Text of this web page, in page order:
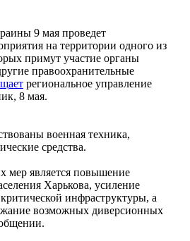
9 мая проведет
на территории одного из
примут участие органы
правоохранительные
региональное управление
8 мая.
военная техника,
средства.
мер является повышение
Харькова, усиление
инфраструктуры, а
возможных диверсионных